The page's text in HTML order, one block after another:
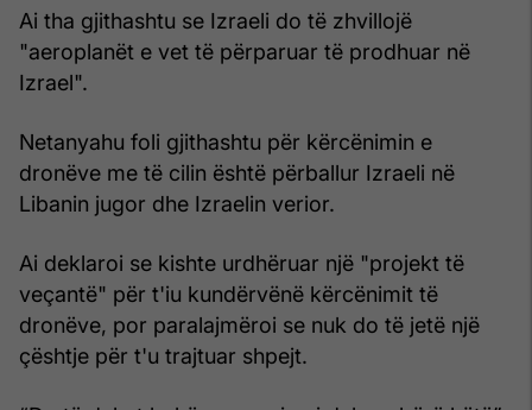
Ai tha gjithashtu se Izraeli do të zhvillojë
"aeroplanët e vet të përparuar të prodhuar në
Izrael".
Netanyahu foli gjithashtu për kërcënimin e
dronëve me të cilin është përballur Izraeli në
Libanin jugor dhe Izraelin verior.
Ai deklaroi se kishte urdhëruar një "projekt të
veçantë" për t'iu kundërvënë kërcënimit të
dronëve, por paralajmëroi se nuk do të jetë një
çështje për t'u trajtuar shpejt.